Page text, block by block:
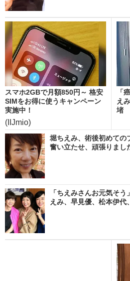
スマホ2GBで月額850円～ 格安
SIMをお得に使うキャンペーン
実施中！
(IIJmio)
「
え
堵
堀ちえみ、術後初めて
奮い立たせ、頑張りまし
「ちえみさんお元気そ
えみ、早見優、松本伊代